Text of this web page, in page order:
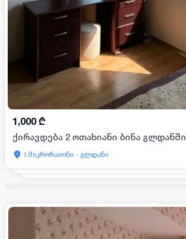
1,000 ₾
ქირავდება 2 ოთახიანი ბინა გლდანში
I მიკრორაიონი - გლდანი